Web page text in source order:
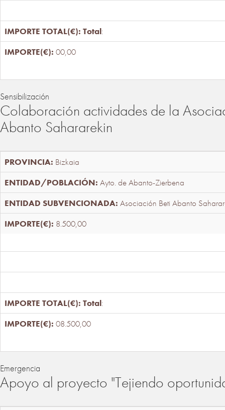
Total:
00,00
Sensibilización
Colaboración actividades de la
Abanto Sahararekin
Bizkaia
Ayto. de Abanto-Zierbena
Asociación Beti Abanto
8.500,00
Total:
08.500,00
Emergencia
Apoyo al proyecto "Tejiendo